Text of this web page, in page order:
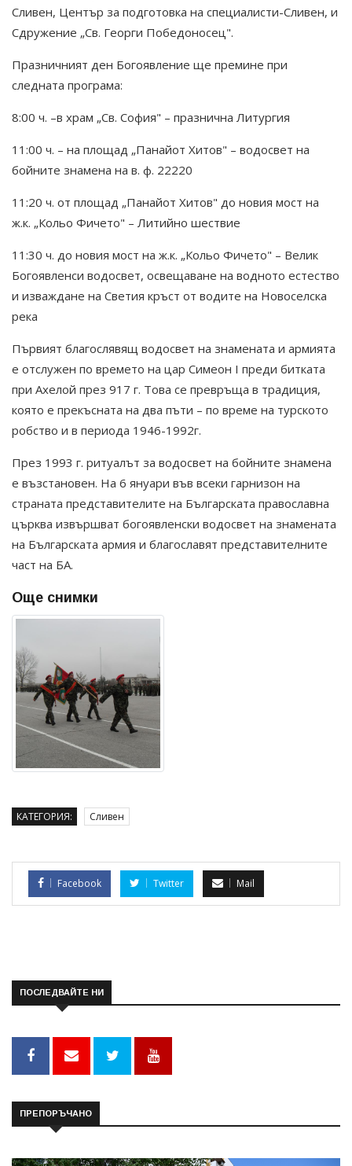
Сливен, Център за подготовка на специалисти-Сливен, и
Сдружение „Св. Георги Победоносец".
Празничният ден Богоявление ще премине при
следната програма:
8:00 ч. –в храм „Св. София" – празнична Литургия
11:00 ч. – на площад „Панайот Хитов" – водосвет на
бойните знамена на в. ф. 22220
11:20 ч. от площад „Панайот Хитов" до новия мост на
ж.к. „Кольо Фичето" – Литийно шествие
11:30 ч. до новия мост на ж.к. „Кольо Фичето" – Велик
Богоявленси водосвет, освещаване на водното естество
и изваждане на Светия кръст от водите на Новоселска
река
Първият благослявящ водосвет на знамената и армията
е отслужен по времето на цар Симеон І преди битката
при Ахелой през 917 г. Това се превръща в традиция,
която е прекъсната на два пъти – по време на турското
робство и в периода 1946-1992г.
През 1993 г. ритуалът за водосвет на бойните знамена
е възстановен. На 6 януари във всеки гарнизон на
страната представителите на Българската православна
църква извършват богоявленски водосвет на знамената
на Българската армия и благославят представителните
част на БА.
Още снимки
КАТЕГОРИЯ: Сливен
Facebook Twitter Mail
ПОСЛЕДВАЙТЕ НИ
ПРЕПОРЪЧАНО